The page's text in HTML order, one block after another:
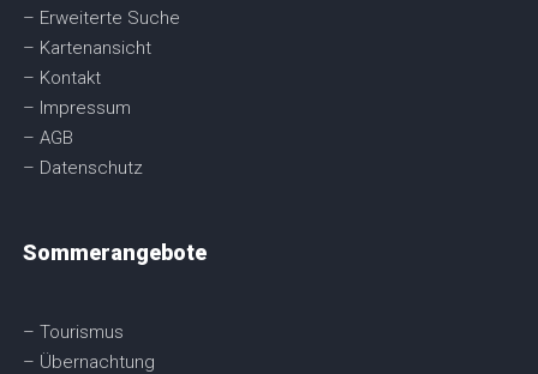
– Erweiterte Suche
– Kartenansicht
– Kontakt
– Impressum
– AGB
– Datenschutz
Sommerangebote
– Tourismus
– Übernachtung